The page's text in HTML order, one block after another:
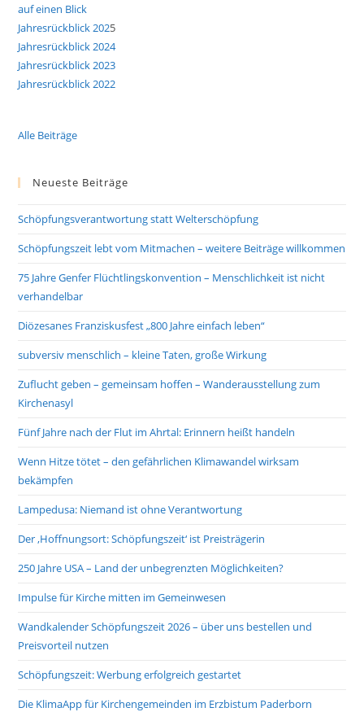
auf einen Blick
Jahresrückblick 2025
Jahresrückblick 2024
Jahresrückblick 2023
Jahresrückblick 2022
Alle Beiträge
Neueste Beiträge
Schöpfungsverantwortung statt Welterschöpfung
Schöpfungszeit lebt vom Mitmachen – weitere Beiträge willkommen
75 Jahre Genfer Flüchtlingskonvention – Menschlichkeit ist nicht
verhandelbar
Diözesanes Franziskusfest „800 Jahre einfach leben“
subversiv menschlich – kleine Taten, große Wirkung
Zuflucht geben – gemeinsam hoffen – Wanderausstellung zum
Kirchenasyl
Fünf Jahre nach der Flut im Ahrtal: Erinnern heißt handeln
Wenn Hitze tötet – den gefährlichen Klimawandel wirksam
bekämpfen
Lampedusa: Niemand ist ohne Verantwortung
Der ‚Hoffnungsort: Schöpfungszeit‘ ist Preisträgerin
250 Jahre USA – Land der unbegrenzten Möglichkeiten?
Impulse für Kirche mitten im Gemeinwesen
Wandkalender Schöpfungszeit 2026 – über uns bestellen und
Preisvorteil nutzen
Schöpfungszeit: Werbung erfolgreich gestartet
Die KlimaApp für Kirchengemeinden im Erzbistum Paderborn